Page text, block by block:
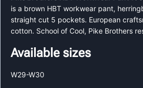
is a brown HBT workwear pant,
straight cut 5 pockets. European
cotton. School of Cool, Pike Brothers
Available sizes
W29-W30